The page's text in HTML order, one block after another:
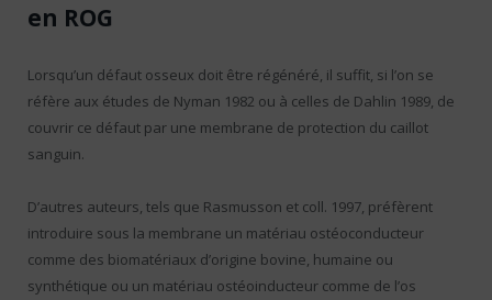
en ROG
Lorsqu’un défaut osseux doit être régénéré, il suffit, si l’on se
réfère aux études de Nyman 1982 ou à celles de Dahlin 1989, de
couvrir ce défaut par une membrane de protection du caillot
sanguin.
D’autres auteurs, tels que Rasmusson et coll. 1997, préfèrent
introduire sous la membrane un matériau ostéoconducteur
comme des biomatériaux d’origine bovine, humaine ou
synthétique ou un matériau ostéoinducteur comme de l’os